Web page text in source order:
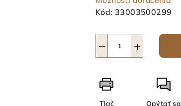
Kód: 33003500299
+
−
Tlač Opýtať sa